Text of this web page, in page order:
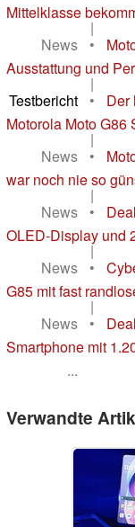
Mittelklasse
|
News
•
Ausstattung und
|
Testbericht
•
Der
Motorola Moto G86
|
News
•
war noch nie so
|
News
•
OLED-Display und
|
News
•
G85 mit fast
|
News
•
Smartphone mit
...
Verwandte